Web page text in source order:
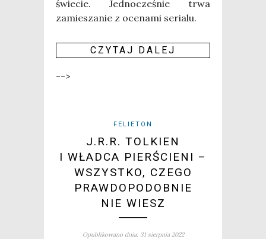
świe­cie. Jed­no­cze­śnie trwa
zamie­sza­nie z oce­na­mi seria­lu.
CZY­TAJ DALEJ
-->
FELIETON
J.R.R. TOLKIEN
I WŁADCA PIERŚCIENI –
WSZYSTKO, CZEGO
PRAWDOPODOBNIE
NIE WIESZ
Opublikowano dnia: 31 sierpnia 2022